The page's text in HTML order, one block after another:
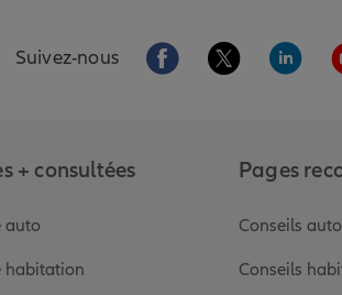
Suivez-nous Aller sur la page
Aller sur laAller
+ consultées
auto
habitation
Pages
Conseils auto
Conseils